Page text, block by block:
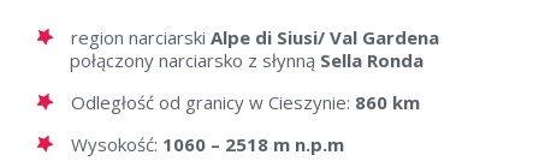
region narciarski Alpe di Siusi/ Val Gardena
połączony narciarsko z słynną Sella Ronda
Odległość od granicy w Cieszynie: 860 km
Wysokość: 1060 – 2518 m n.p.m